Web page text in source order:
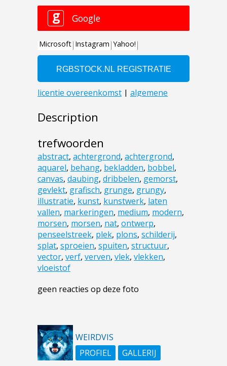
Description
trefwoorden
abstract, achtergrond, achtergrond,
aquarel, behang, bekladden, bobbel,
canvas, daubing, dribbelen, gemorst,
gevlekt, grafisch, grunge, grungy,
illustratie, kunst, kunstwerk, laten
vallen, markeringen, medium, modern,
morsen, morsen, nat, ontwerp,
penseelstreek, plek, plons, schilderij,
splat, sproeien, spuiten, structuur,
vector, verf, verven, vlek, vlekken,
vloeistof
geen reacties op deze foto
WEIRDVIS
PROFIEL
GALLERIJ